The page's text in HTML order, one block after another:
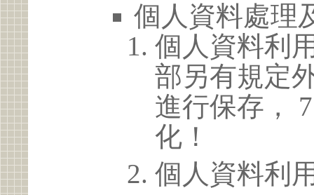
個人資料處理
個人資料利
部另有規定
進行保存，
化！
個人資料利